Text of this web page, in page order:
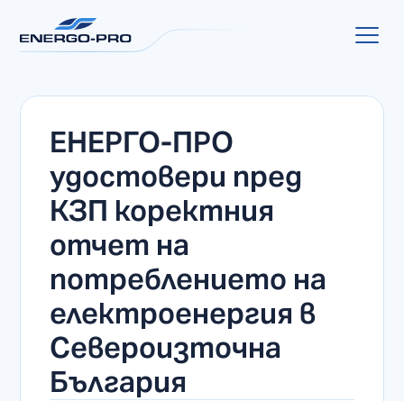
ЕНЕРГО-ПРО
удостовери пред
КЗП коректния
отчет на
потреблението на
електроенергия в
Североизточна
България